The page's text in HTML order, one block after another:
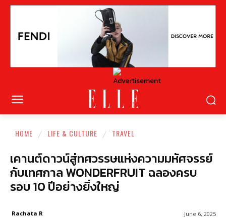
HOME LIFE & CULTURE TRAVEL
เคานต์ดาวน์สู่ทศวรรษแห่งความมหัศจรรย์
กับเทศกาล WONDERFRUIT ฉลองครบ
รอบ 10 ปีอย่างยิ่งใหญ่
June 6, 2025
Rachata R